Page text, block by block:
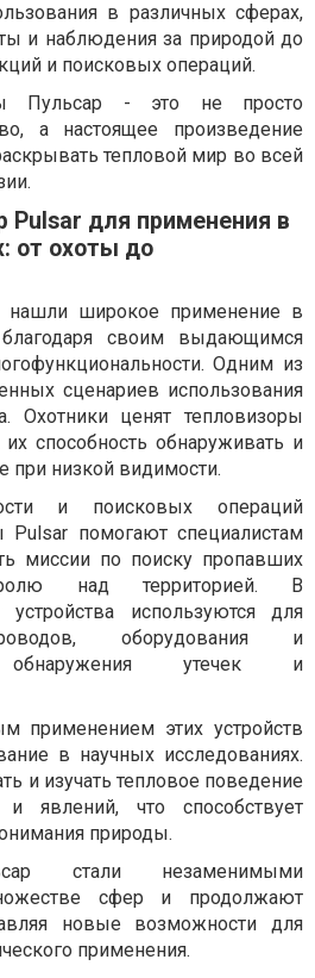
в различных сферах,
и наблюдения за природой до
и поисковых операций.
Пульсар - это не просто
а настоящее произведение
тепловой мир во всей
Pulsar для применения в
от охоты до
нашли широкое применение в
благодаря своим выдающимся
Одним из
сценариев использования
Охотники ценят тепловизоры
способность обнаруживать и
при низкой видимости.
и поисковых операций
Pulsar помогают специалистам
миссии по поиску пропавших
над территорией. В
используются для
оборудования и
обнаружения утечек и
применением этих устройств
в научных исследованиях.
и изучать тепловое поведение
явлений, что способствует
природы.
стали незаменимыми
сфер и продолжают
новые возможности для
применения.